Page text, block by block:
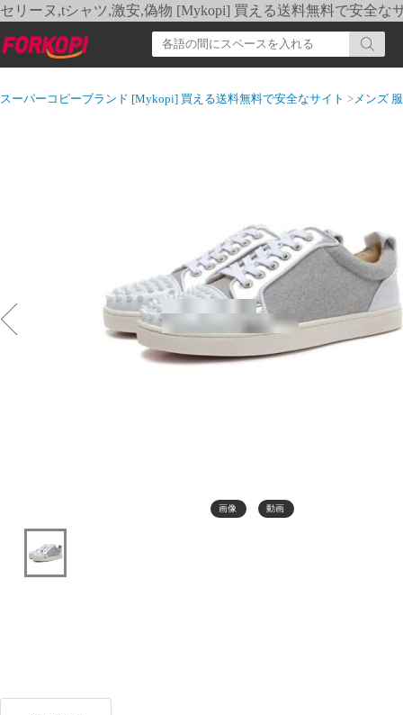
セリーヌ,tシャツ,激安,偽物 [Mykopi] 買える送料無料で安全な
スーパーコピーブランド [Mykopi] 買える送料無料で安全なサイト >メンズ 服
画像 動画